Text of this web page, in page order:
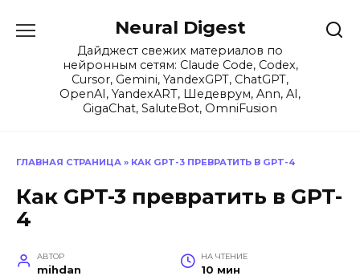
содержанию
Neural Digest
Дайджест свежих материалов по
нейронным сетям: Claude Code, Codex,
Cursor, Gemini, YandexGPT, ChatGPT,
OpenAI, YandexART, Шедеврум, Ann, AI,
GigaChat, SaluteBot, OmniFusion
ГЛАВНАЯ СТРАНИЦА » КАК GPT-3 ПРЕВРАТИТЬ В GPT-4
Как GPT-3 превратить в GPT-
4
АВТОР
mihdan
НА ЧТЕНИЕ
10 мин